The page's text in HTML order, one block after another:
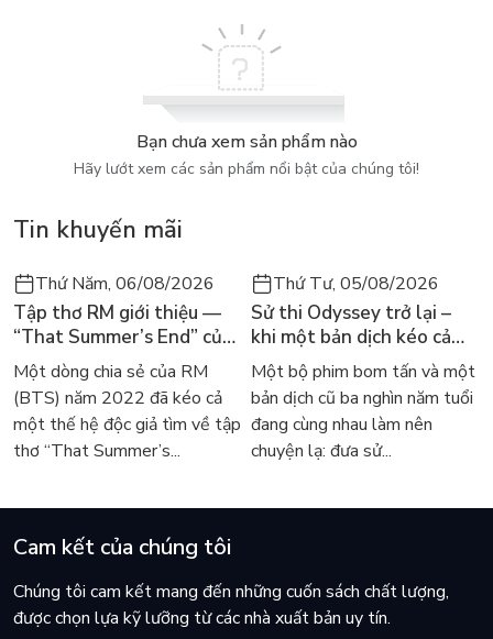
của hóa chất làm ô nhiễm môi trường, sự phá hoại rừng làm
tăng lụt lội, gây mất mạch nước ngầm, khí thải của các nhà
máy làm trái đất nóng lên... Mặt khác, đời sống, nhận thức xã
hội, khoa học... của con người hiện đại ngày càng tiến bộ và
minh khác xưa. Vì vậy, khi sử dụng sách không thể áp dụng
đến các yếu tô của thời đại chúng ta đang sống, có như vậy
tin chính bản thân mình
Bạn chưa xem sản phẩm nào
Hãy lướt xem các sản phẩm nổi bật của chúng tôi!
Tin khuyến mãi
Thứ Năm, 06/08/2026
Tập thơ RM giới thiệu —
“That Summer’s End” của
Lee Seong-bok ra mắt bản
tiếng Anh sau 4 năm gây
sốt
Một dòng chia sẻ của RM
(BTS) năm 2022 đã kéo cả
một thế hệ độc giả tìm về tập
thơ “That Summer’s...
Thứ Tư, 05/08/2026
Sử thi Odyssey trở lại –
khi một bản dịch kéo cả
thế giới về với văn học
kinh điển
Một bộ phim bom tấn và một
bản dịch cũ ba nghìn năm tuổi
đang cùng nhau làm nên
chuyện lạ: đưa sử...
Cam kết của chúng tôi
Chúng tôi cam kết mang đến những cuốn sách chất lượng,
được chọn lựa kỹ lưỡng từ các nhà xuất bản uy tín.